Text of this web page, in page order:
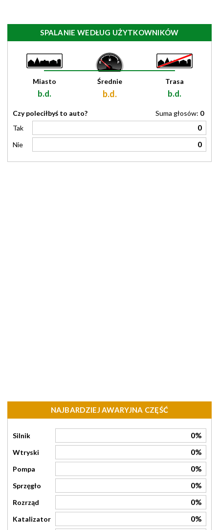
SPALANIE WEDŁUG UŻYTKOWNIKÓW
Miasto
b.d.
Średnie
b.d.
Trasa
b.d.
Czy poleciłbyś to auto? Suma głosów: 0
Tak
0
Nie 0
NAJBARDZIEJ AWARYJNA CZĘŚĆ
Silnik 0%
Wtryski 0%
Pompa 0%
Sprzęgło 0%
Rozrząd 0%
Katalizator 0%